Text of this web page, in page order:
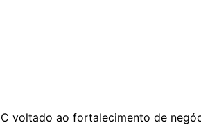
voltado ao fortalecimento de